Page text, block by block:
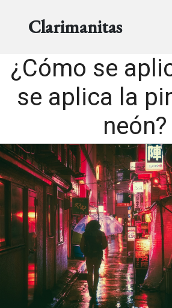
Clarimanitas
¿Cómo se
se aplica la
neón?